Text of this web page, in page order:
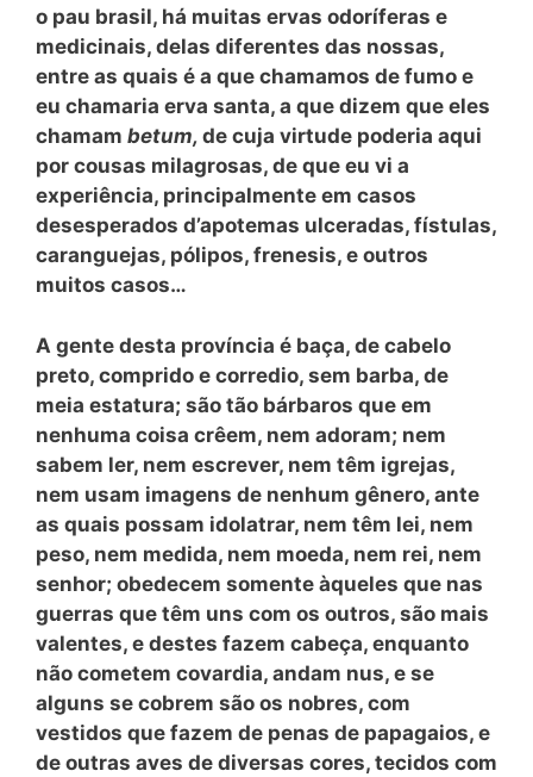
o pau brasil, há muitas ervas odoríferas e
medicinais, delas diferentes das nossas,
entre as quais é a que chamamos de fumo e
eu chamaria erva santa, a que dizem que eles
chamam betum, de cuja virtude poderia aqui
por cousas milagrosas, de que eu vi a
experiência, principalmente em casos
desesperados d’apotemas ulceradas, fístulas,
caranguejas, pólipos, frenesis, e outros
muitos casos…
A gente desta província é baça, de cabelo
preto, comprido e corredio, sem barba, de
meia estatura; são tão bárbaros que em
nenhuma coisa crêem, nem adoram; nem
sabem ler, nem escrever, nem têm igrejas,
nem usam imagens de nenhum gênero, ante
as quais possam idolatrar, nem têm lei, nem
peso, nem medida, nem moeda, nem rei, nem
senhor; obedecem somente àqueles que nas
guerras que têm uns com os outros, são mais
valentes, e destes fazem cabeça, enquanto
não cometem covardia, andam nus, e se
alguns se cobrem são os nobres, com
vestidos que fazem de penas de papagaios, e
de outras aves de diversas cores, tecidos com